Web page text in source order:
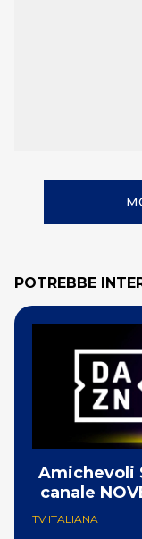
POTREBBE
Amichevoli
canale
TV ITALIANA